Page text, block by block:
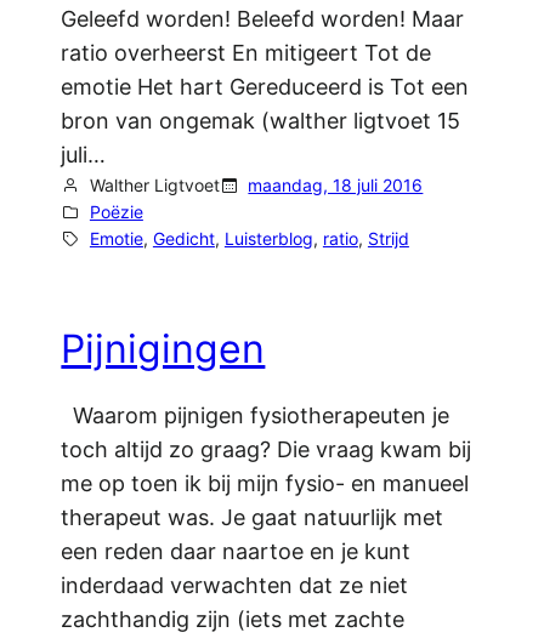
Geleefd worden! Beleefd worden! Maar
ratio overheerst En mitigeert Tot de
emotie Het hart Gereduceerd is Tot een
bron van ongemak (walther ligtvoet 15
juli…
Walther Ligtvoet
maandag, 18 juli 2016
Poëzie
Emotie, Gedicht, Luisterblog, ratio, Strijd
Pijnigingen
Waarom pijnigen fysiotherapeuten je
toch altijd zo graag? Die vraag kwam bij
me op toen ik bij mijn fysio- en manueel
therapeut was. Je gaat natuurlijk met
een reden daar naartoe en je kunt
inderdaad verwachten dat ze niet
zachthandig zijn (iets met zachte